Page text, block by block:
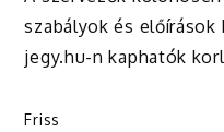
szabályok és előírások
jegy.hu-n kaphatók
Friss